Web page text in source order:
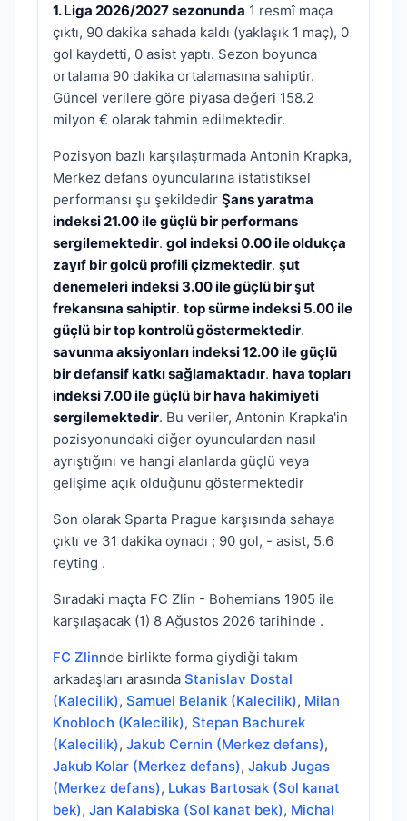
1. Liga 2026/2027 sezonunda 1 resmî maça
çıktı, 90 dakika sahada kaldı (yaklaşık 1 maç), 0
gol kaydetti, 0 asist yaptı. Sezon boyunca
ortalama 90 dakika ortalamasına sahiptir.
Güncel verilere göre piyasa değeri 158.2
milyon € olarak tahmin edilmektedir.
Pozisyon bazlı karşılaştırmada Antonin Krapka,
Merkez defans oyuncularına istatistiksel
performansı şu şekildedir Şans yaratma
indeksi 21.00 ile güçlü bir performans
sergilemektedir. gol indeksi 0.00 ile oldukça
zayıf bir golcü profili çizmektedir. şut
denemeleri indeksi 3.00 ile güçlü bir şut
frekansına sahiptir. top sürme indeksi 5.00 ile
güçlü bir top kontrolü göstermektedir.
savunma aksiyonları indeksi 12.00 ile güçlü
bir defansif katkı sağlamaktadır. hava topları
indeksi 7.00 ile güçlü bir hava hakimiyeti
sergilemektedir. Bu veriler, Antonin Krapka'in
pozisyonundaki diğer oyunculardan nasıl
ayrıştığını ve hangi alanlarda güçlü veya
gelişime açık olduğunu göstermektedir
Son olarak Sparta Prague karşısında sahaya
çıktı ve 31 dakika oynadı ; 90 gol, - asist, 5.6
reyting .
Sıradaki maçta FC Zlin - Bohemians 1905 ile
karşılaşacak (1) 8 Ağustos 2026 tarihinde .
FC Zlinnde birlikte forma giydiği takım
arkadaşları arasında Stanislav Dostal
(Kalecilik), Samuel Belanik (Kalecilik), Milan
Knobloch (Kalecilik), Stepan Bachurek
(Kalecilik), Jakub Cernin (Merkez defans),
Jakub Kolar (Merkez defans), Jakub Jugas
(Merkez defans), Lukas Bartosak (Sol kanat
bek), Jan Kalabiska (Sol kanat bek), Michal